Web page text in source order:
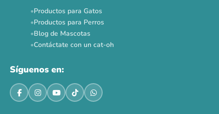
Productos para Gatos
Productos para Perros
Blog de Mascotas
Contáctate con un cat-oh
Síguenos en: